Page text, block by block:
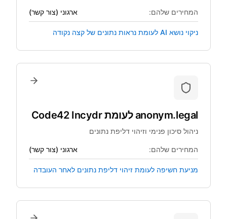
המחירים שלהם: ארגוני (צור קשר)
ניקוי נושא AI לעומת נראות נתונים של קצה נקודה
anonym.legal לעומתCode42 Incydr
ניהול סיכון פנימי וזיהוי דליפת נתונים
המחירים שלהם: ארגוני (צור קשר)
מניעת חשיפה לעומת זיהוי דליפת נתונים לאחר העובדה